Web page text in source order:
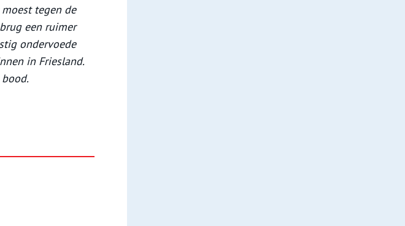
tegen de
een ruimer
ondervoede
in Friesland.